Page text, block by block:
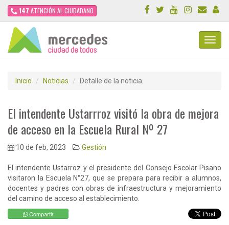
147 ATENCIÓN AL CIUDADANO
Inicio Noticias Detalle de la noticia
El intendente Ustarrroz visitó la obra de mejora
de acceso en la Escuela Rural Nº 27
10 de feb, 2023 Gestión
El intendente Ustarroz y el presidente del Consejo Escolar Pisano
visitaron la Escuela N°27, que se prepara para recibir a alumnos,
docentes y padres con obras de infraestructura y mejoramiento
del camino de acceso al establecimiento.
Compartir